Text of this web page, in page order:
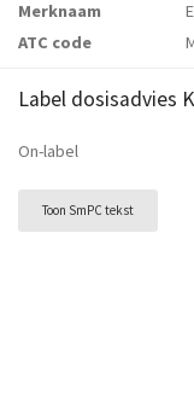
Merknaam
ATC code
Label dosisadvies
On-label
Toon SmPC tekst